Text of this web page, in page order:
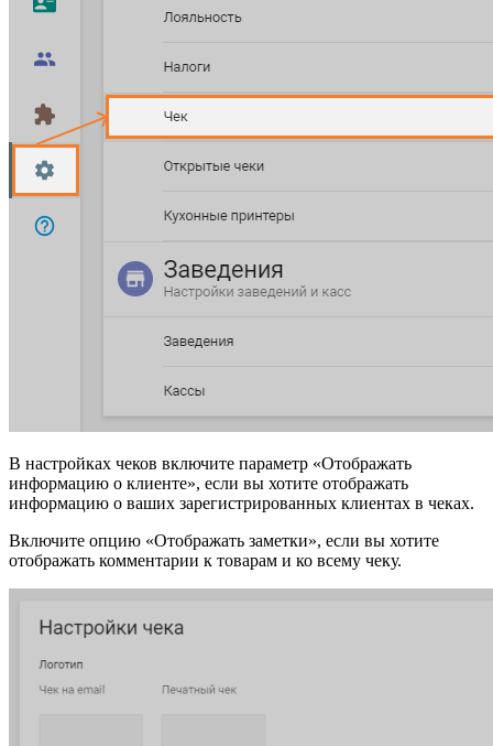
В настройках чеков включите параметр «Отображать
информацию о клиенте», если вы хотите отображать
информацию о ваших зарегистрированных клиентах в чеках.
Включите опцию «Отображать заметки», если вы хотите
отображать комментарии к товарам и ко всему чеку.